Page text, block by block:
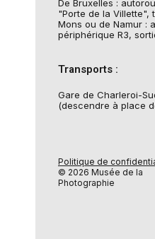
De Bruxelles :
"Porte de la Villette",
Mons ou de Namur :
périphérique R3,
Transports :
Gare de Charleroi-
(descendre à place
Politique de
© 2026 Musée de la
Photographie